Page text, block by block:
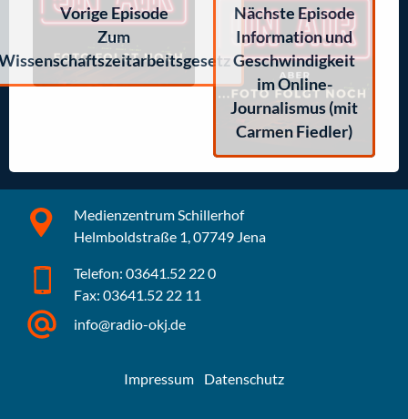
Vorige Episode
Zum
Nächste Episode
Information und
Geschwindigkeit
im Online-
Journalismus (mit
Carmen Fiedler)
Medienzentrum Schillerhof
Helmboldstraße 1, 07749 Jena
Telefon: 03641.52 22 0
Fax: 03641.52 22 11
info@radio-okj.de
Impressum Datenschutz